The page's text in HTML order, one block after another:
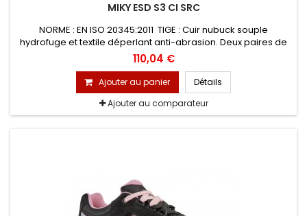
MIKY ESD S3 CI SRC
NORME : EN ISO 20345:2011 TIGE : Cuir nubuck souple
hydrofuge et textile déperlant anti-abrasion. Deux paires de
lacets colorés interchangeables DOUBLURE : en maille 3D, à
structure avéolée, améliore la ventilation périphérique du
pied et sèche rapidement EMBOUT : PREM-Alu en aluminium
200 J
110,04 €
Ajouter au panier
Détails
Ajouter au comparateur